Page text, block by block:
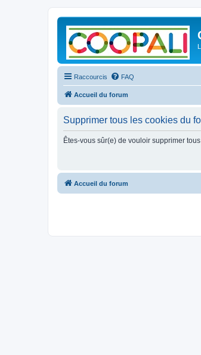
Raccourcis FAQ
Accueil du forum
Supprimer tous les cookies du
Êtes-vous sûr(e) de vouloir supprimer
Accueil du forum